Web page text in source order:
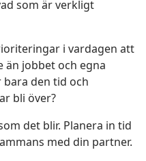
som är verkligt
i vardagen att
jobbet och egna
bara den tid och
bli över?
det blir. Planera in tid
med din partner.